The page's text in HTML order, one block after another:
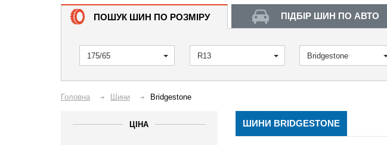
ПОШУК ШИН ПО РОЗМІРУ ПІДБІР ШИН ПО АВТО
175/65 R13 Bridgestone
Головна Шини Bridgestone
ЦІНА ШИНИ BRIDGESTONE